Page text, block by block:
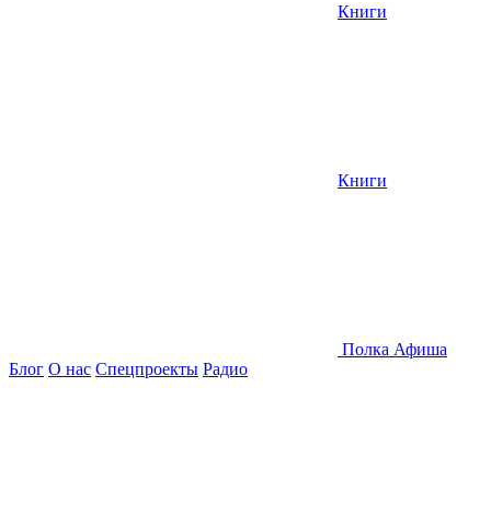
Книги
Книги
Полка Афиша
Блог О нас Спецпроекты Радио